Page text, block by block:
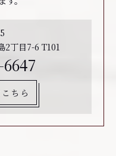
2丁目7-6 T101
ちら